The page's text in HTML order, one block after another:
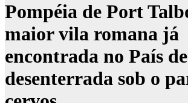
Pompéia de Port
maior vila romana já
encontrada no País
desenterrada sob o